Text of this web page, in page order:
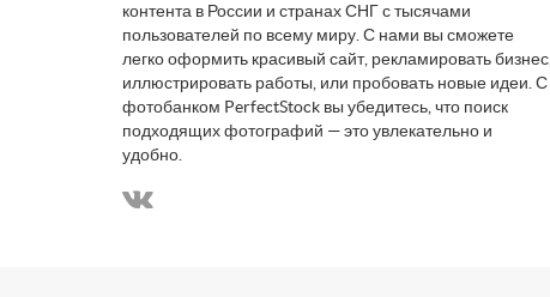
контента в России и странах СНГ с тысячами
пользователей по всему миру. С нами вы сможете
легко оформить красивый сайт, рекламировать бизнес,
иллюстрировать работы, или пробовать новые идеи. С
фотобанком PerfectStock вы убедитесь, что поиск
подходящих фотографий — это увлекательно и
удобно.